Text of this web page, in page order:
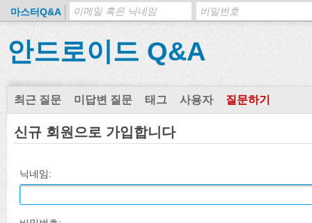
마스터Q&A
안드로이드 Q&A
최근 질문 미답변 질문 태그 사용자 질문하기
신규 회원으로 가입합니다
닉네임: